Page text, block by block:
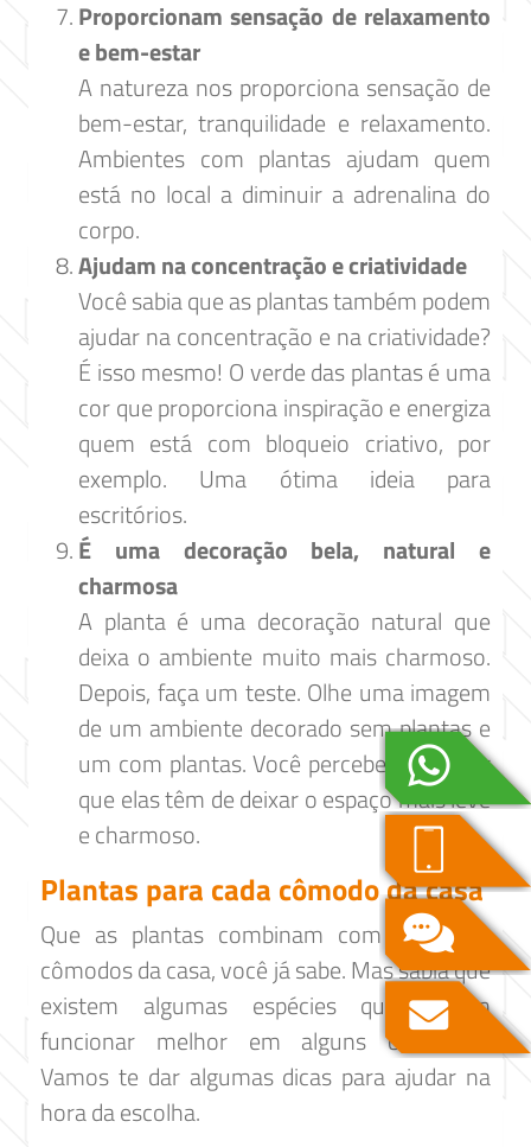
Proporcionam sensação de relaxamento
e bem-estar
A natureza nos proporciona sensação de
bem-estar, tranquilidade e relaxamento.
Ambientes com plantas ajudam quem
está no local a diminuir a adrenalina do
corpo.
Ajudam na concentração e criatividade
Você sabia que as plantas também podem
ajudar na concentração e na criatividade?
É isso mesmo! O verde das plantas é uma
cor que proporciona inspiração e energiza
quem está com bloqueio criativo, por
exemplo. Uma ótima ideia para
escritórios.
É uma decoração bela, natural e
charmosa
A planta é uma decoração natural que
deixa o ambiente muito mais charmoso.
Depois, faça um teste. Olhe uma imagem
de um ambiente decorado sem plantas e
um com plantas. Você perceberá o poder
que elas têm de deixar o espaço mais leve
e charmoso.
Plantas para cada cômodo da casa
Que as plantas combinam com todos os
cômodos da casa, você já sabe. Mas sabia que
existem algumas espécies que podem
funcionar melhor em alguns cômodos?
Vamos te dar algumas dicas para ajudar na
hora da escolha.